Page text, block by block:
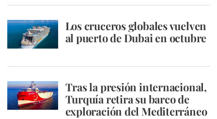
Los cruceros globales vuelven
al puerto de Dubai en octubre
Tras la presión internacional,
Turquía retira su barco de
exploración del Mediterráneo